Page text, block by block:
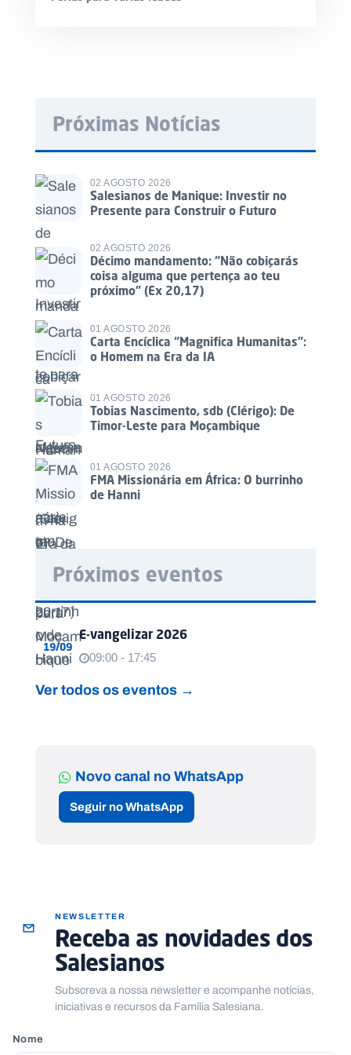
Próximas Notícias
02 AGOSTO 2026
Salesianos de Manique: Investir no
Presente para Construir o Futuro
02 AGOSTO 2026
Décimo mandamento: “Não cobiçarás
coisa alguma que pertença ao teu
próximo” (Ex 20,17)
01 AGOSTO 2026
Carta Encíclica “Magnifica Humanitas”:
o Homem na Era da IA
01 AGOSTO 2026
Tobias Nascimento, sdb (Clérigo): De
Timor-Leste para Moçambique
01 AGOSTO 2026
FMA Missionária em África: O burrinho
de Hanni
Próximos eventos
19/09
E-vangelizar 2026
09:00 - 17:45
Ver todos os eventos →
Novo canal no WhatsApp
Seguir no WhatsApp
NEWSLETTER
Receba as novidades dos
Salesianos
Subscreva a nossa newsletter e acompanhe notícias,
iniciativas e recursos da Família Salesiana.
Nome